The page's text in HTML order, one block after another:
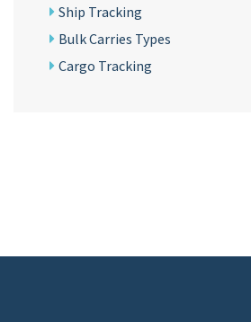
Ship Tracking
Bulk Carries Types
Cargo Tracking